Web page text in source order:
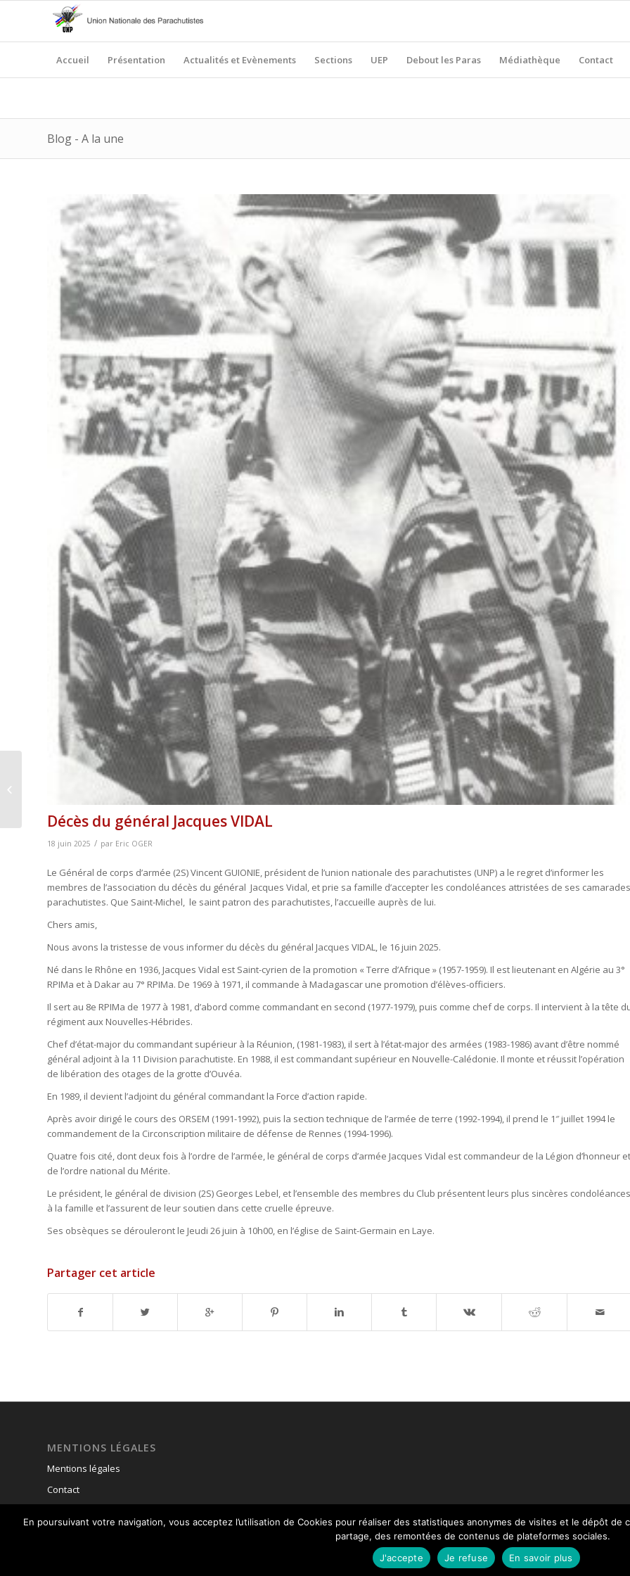
Accueil Présentation Actualités et Evènements Sections UEP Debout les Paras Médiathèque Contact
Blog - A la une
Décès du général Jacques VIDAL
18 juin 2025 / par Eric OGER
Le Général de corps d’armée (2S) Vincent GUIONIE, président de l’union nationale des parachutistes (UNP) a le regret d’informer les
membres de l’association du décès du général Jacques Vidal, et prie sa famille d’accepter les condoléances attristées de ses camarades
parachutistes. Que Saint-Michel, le saint patron des parachutistes, l’accueille auprès de lui.
Chers amis,
Nous avons la tristesse de vous informer du décès du général Jacques VIDAL, le 16 juin 2025.
Né dans le Rhône en 1936, Jacques Vidal est Saint-cyrien de la promotion « Terre d’Afrique » (1957-1959). Il est lieutenant en Algérie au 3°
RPIMa et à Dakar au 7° RPIMa. De 1969 à 1971, il commande à Madagascar une promotion d’élèves-officiers.
Il sert au 8e RPIMa de 1977 à 1981, d’abord comme commandant en second (1977-1979), puis comme chef de corps. Il intervient à la tête
régiment aux Nouvelles-Hébrides.
Chef d’état-major du commandant supérieur à la Réunion, (1981-1983), il sert à l’état-major des armées (1983-1986) avant d’être nommé
général adjoint à la 11 Division parachutiste. En 1988, il est commandant supérieur en Nouvelle-Calédonie. Il monte et réussit l’opération
de libération des otages de la grotte d’Ouvéa.
En 1989, il devient l’adjoint du général commandant la Force d’action rapide.
Après avoir dirigé le cours des ORSEM (1991-1992), puis la section technique de l’armée de terre (1992-1994), il prend le 1″ juillet 1994 le
commandement de la Circonscription militaire de défense de Rennes (1994-1996).
Quatre fois cité, dont deux fois à l’ordre de l’armée, le général de corps d’armée Jacques Vidal est commandeur de la Légion d’honneur et
de l’ordre national du Mérite.
Le président, le général de division (2S) Georges Lebel, et l’ensemble des membres du Club présentent leurs plus sincères condoléances
à la famille et l’assurent de leur soutien dans cette cruelle épreuve.
Ses obsèques se dérouleront le Jeudi 26 juin à 10h00, en l’église de Saint-Germain en Laye.
Partager cet article
MENTIONS LÉGALES
Mentions légales
Contact
powered by Enfold WordPress Theme
Décès du Colonel Jean
En poursuivant votre navigation, vous acceptez l’utilisation de Cookies pour réaliser des statistiques anonymes de visites et le dépôt
partage, des remontées de contenus de plateformes sociales.
J'accepte
Je refuse En savoir plus